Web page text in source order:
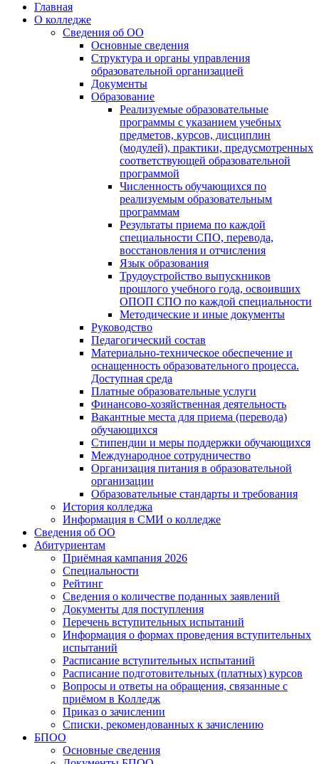
Главная
О колледже
Сведения об ОО
Основные сведения
Структура и органы управления
образовательной организацией
Документы
Образование
Реализуемые образовательные
программы с указанием учебных
предметов, курсов, дисциплин
(модулей), практики, предусмотренных
соответствующей образовательной
программой
Численность обучающихся по
реализуемым образовательным
программам
Результаты приема по каждой
специальности СПО, перевода,
восстановления и отчисления
Язык образования
Трудоустройство выпускников
прошлого учебного года, освоивших
ОПОП СПО по каждой специальности
Методические и иные документы
Руководство
Педагогический состав
Материально-техническое обеспечение и
оснащенность образовательного процесса.
Доступная среда
Платные образовательные услуги
Финансово-хозяйственная деятельность
Вакантные места для приема (перевода)
обучающихся
Стипендии и меры поддержки обучающихся
Международное сотрудничество
Организация питания в образовательной
организации
Образовательные стандарты и требования
История колледжа
Информация в СМИ о колледже
Сведения об ОО
Абитуриентам
Приёмная кампания 2026
Специальности
Рейтинг
Сведения о количестве поданных заявлений
Документы для поступления
Перечень вступительных испытаний
Информация о формах проведения вступительных
испытаний
Расписание вступительных испытаний
Расписание подготовительных (платных) курсов
Вопросы и ответы на обращения, связанные с
приёмом в Колледж
Приказ о зачислении
Списки, рекомендованных к зачислению
БПОО
Основные сведения